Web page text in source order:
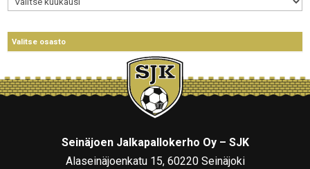
Seinäjoen Jalkapallokerho Oy – SJK
Alaseinäjoenkatu 15, 60220 Seinäjoki